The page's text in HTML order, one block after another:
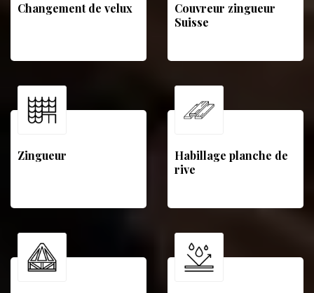
Changement de velux
Couvreur zingueur
Suisse
Zingueur
Habillage planche de
rive